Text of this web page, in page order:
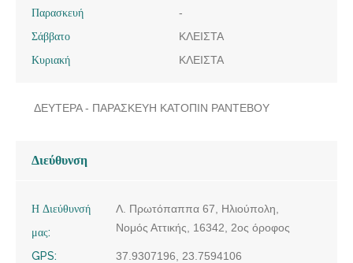
Παρασκευή
-
Σάββατο
ΚΛΕΙΣΤΑ
Κυριακή
ΚΛΕΙΣΤΑ
ΔΕΥΤΕΡΑ - ΠΑΡΑΣΚΕΥΗ ΚΑΤΟΠΙΝ ΡΑΝΤΕΒΟΥ
Διεύθυνση
Η Διεύθυνσή
μας:
Λ. Πρωτόπαππα 67, Ηλιούπολη,
Νομός Αττικής, 16342, 2ος όροφος
GPS:
37.9307196, 23.7594106